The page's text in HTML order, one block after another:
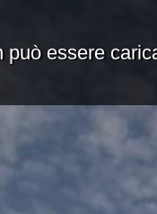
può essere